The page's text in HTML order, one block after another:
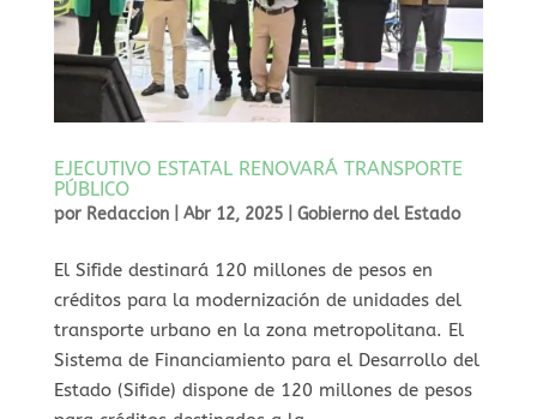
EJECUTIVO ESTATAL RENOVARÁ TRANSPORTE
PÚBLICO
por Redaccion| Abr 12, 2025| Gobierno del Estado
El Sifide destinará 120 millones de pesos en
créditos para la modernización de unidades del
transporte urbano en la zona metropolitana. El
Sistema de Financiamiento para el Desarrollo del
Estado (Sifide) dispone de 120 millones de pesos